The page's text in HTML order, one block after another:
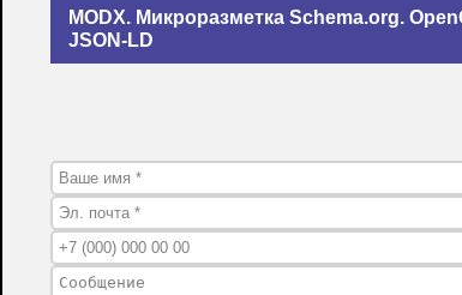
MODX. Микроразметка Schema.org.
JSON-LD